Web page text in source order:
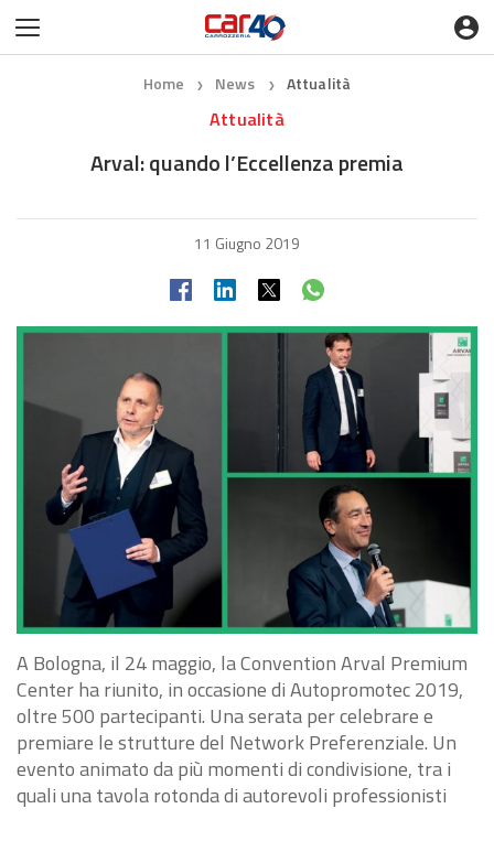
Home ❯ News ❯ Attualità
Attualità
Arval: quando l’Eccellenza premia
11 Giugno 2019
A Bologna, il 24 maggio, la Convention Arval Premium
Center ha riunito, in occasione di Autopromotec 2019,
oltre 500 partecipanti. Una serata per celebrare e
premiare le strutture del Network Preferenziale. Un
evento animato da più momenti di condivisione, tra i
quali una tavola rotonda di autorevoli professionisti